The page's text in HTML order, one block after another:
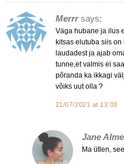
Merrr says:
Väga hubane ja ilus
kitsas elutuba siis on
laudadest ja ajab
tunne,et valmis ei
põranda ka ikkagi
võiks uut olla ?
21/07/2021 at 13:03
Jane
Ma ütlen,